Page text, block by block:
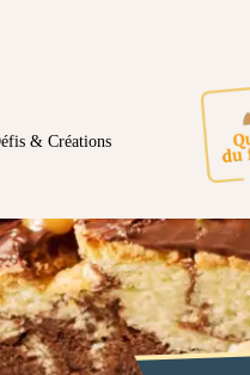
& Créations